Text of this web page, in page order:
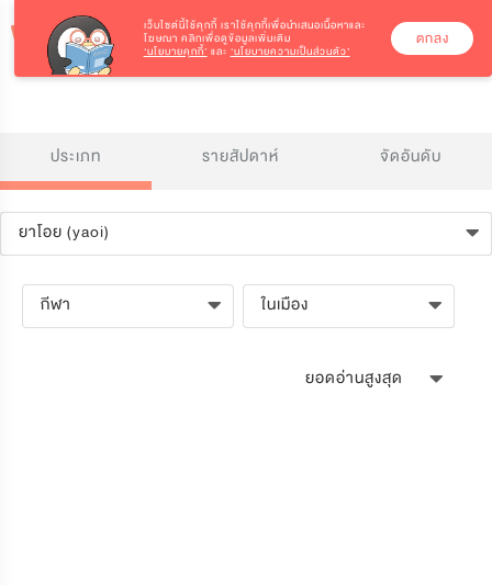
ประเภท รายสัปดาห์ จัดอันดับ
ยาโอย (yaoi)
กีฬา ในเมือง
ยอดอ่านสูงสุด
เว็บไซต์นี้ใช้คุกกี้ เราใช้คุกกี้เพื่อนำเสนอเนื้อหาและ
โฆษณา คลิกเพื่อดูข้อมูลเพิ่มเติม
‘นโยบายคุกกี้’ และ ‘นโยบายความเป็นส่วนตัว’
ตกลง